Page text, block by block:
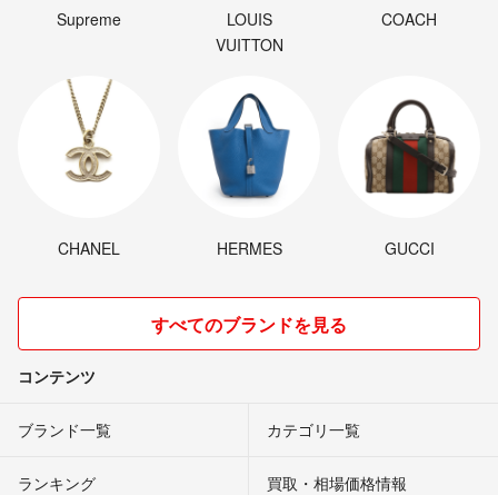
Supreme
LOUIS
VUITTON
COACH
CHANEL HERMES GUCCI
すべてのブランドを見る
コンテンツ
ブランド一覧 カテゴリ一覧
ランキング 買取・相場価格情報